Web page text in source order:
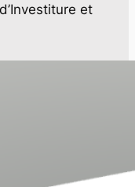
et